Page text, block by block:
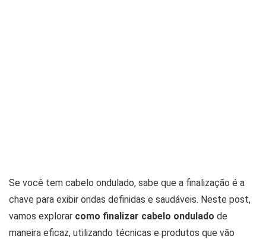
Se você tem cabelo ondulado, sabe que a finalização é a
chave para exibir ondas definidas e saudáveis. Neste post,
vamos explorar como finalizar cabelo ondulado de
maneira eficaz, utilizando técnicas e produtos que vão